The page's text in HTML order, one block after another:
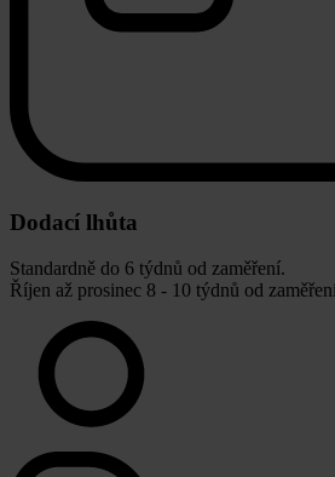
Dodací lhůta
Standardně do 6 týdnů od zaměření.
Říjen až prosinec 8 - 10 týdnů od